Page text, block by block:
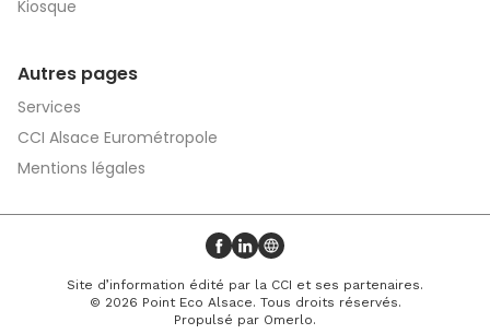
Kiosque
Autres pages
Services
CCI Alsace Eurométropole
Mentions légales
Profil Facebook
Profil LinkedIn
Site web
Site d’information édité par la CCI et ses partenaires.
© 2026 Point Eco Alsace. Tous droits réservés.
Propulsé par Omerlo.